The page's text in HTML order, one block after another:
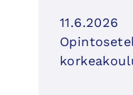
11.6.2026